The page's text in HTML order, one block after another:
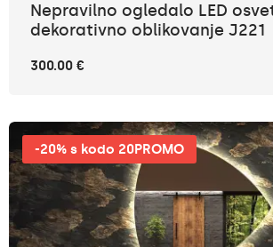
Nepravilno ogledalo LED
dekorativno oblikovanje J221
300.00 €
-20% s kodo 20PROMO